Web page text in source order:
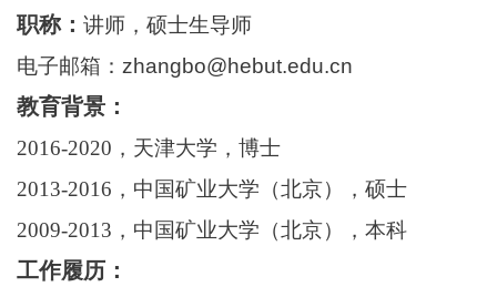
职称： 讲师，硕士生导师
电子邮箱： zhangbo@hebut.edu.cn
教育背景：
2016-2020 ，天津大学，博士
2013-2016 ，中国矿业大学（北京），硕士
2009-2013 ，中国矿业大学（北京），本科
工作履历：